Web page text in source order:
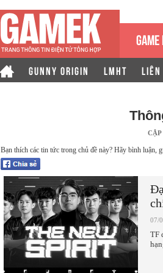
GUNNY ORIGIN LMHT LIÊN
Bạn thích các tin tức trong chủ đề này? Hãy bình luận,
07/
TF